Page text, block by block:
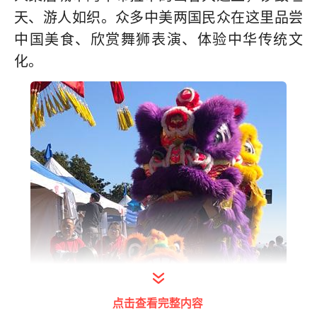
天、游人如织。众多中美两国民众在这里品尝
中国美食、欣赏舞狮表演、体验中华传统文
化。
点击查看完整内容